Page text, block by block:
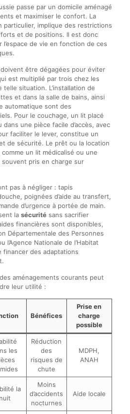
passe par un domicile aménagé
et maximiser le confort. La
particulier, implique des restrictions
et de positions. Il est donc
l’espace de vie en fonction de ces
être dégagées pour éviter
est multiplié par trois chez les
situation. L’installation de
et dans la salle de bains, ainsi
automatique sont des
Pour le couchage, un lit placé
une pièce facile d’accès, avec
faciliter le lever, constitue un
de sécurité. Le prêt ou la location
un lit médicalisé ou une
pris en charge sur
pas à négliger : tapis
poignées d’aide au transfert,
d’urgence à portée de main.
la sécuritésans sacrifier
financières sont disponibles,
Départementale des Personnes
l’Agence Nationale de l’Habitat
financer des adaptations
aménagements courants peut
leur utilité :
Bénéfices
Prise en
charge
possible
les
Réduction
des
risques de
chute
MDPH,
ANAH
la
nuit
Moins
d’accidents
nocturnes
Aide locale